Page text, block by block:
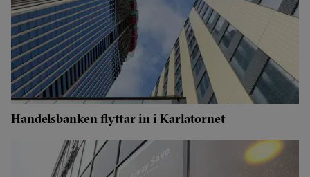
Handelsbanken flyttar in i Karlatornet